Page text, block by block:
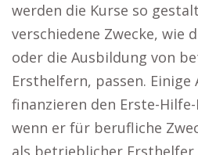
werden die Kurse so
verschiedene Zwecke, wie
oder die Ausbildung von
Ersthelfern, passen.
finanzieren den Erste-
wenn er für berufliche
als betrieblicher Ersthelfer